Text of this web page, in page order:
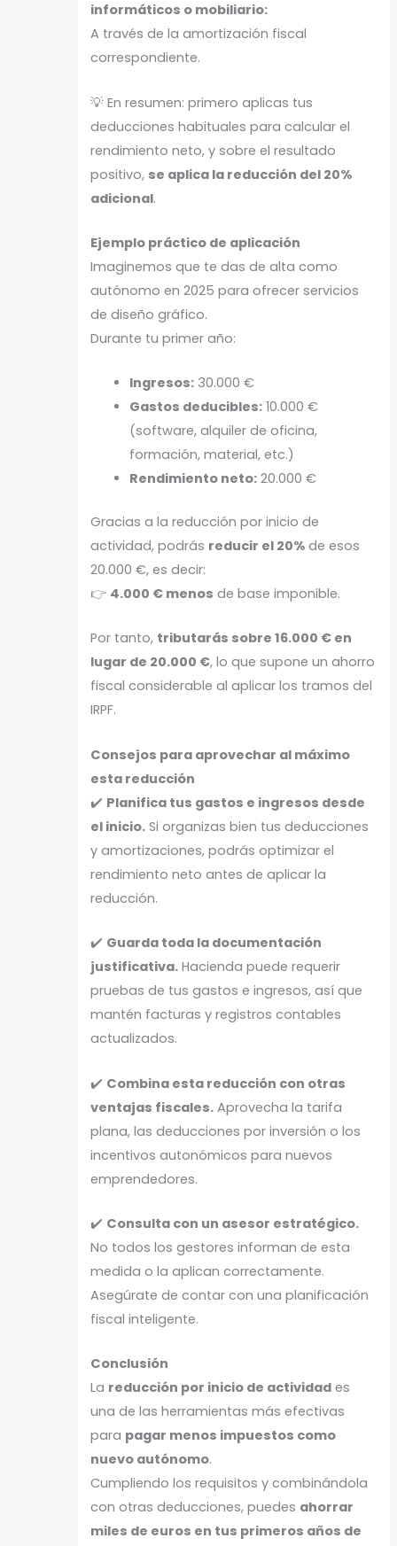
informáticos o mobiliario:
A través de la amortización fiscal
correspondiente.
💡 En resumen: primero aplicas tus
deducciones habituales para calcular el
rendimiento neto, y sobre el resultado
positivo, se aplica la reducción del 20%
adicional.
Ejemplo práctico de aplicación
Imaginemos que te das de alta como
autónomo en 2025 para ofrecer servicios
de diseño gráfico.
Durante tu primer año:
Ingresos: 30.000 €
Gastos deducibles: 10.000 €
(software, alquiler de oficina,
formación, material, etc.)
Rendimiento neto: 20.000 €
Gracias a la reducción por inicio de
actividad, podrás reducir el 20% de esos
20.000 €, es decir:
👉 4.000 € menos de base imponible.
Por tanto, tributarás sobre 16.000 € en
lugar de 20.000 €, lo que supone un ahorro
fiscal considerable al aplicar los tramos del
IRPF.
Consejos para aprovechar al máximo
esta reducción
✔️ Planifica tus gastos e ingresos desde
el inicio. Si organizas bien tus deducciones
y amortizaciones, podrás optimizar el
rendimiento neto antes de aplicar la
reducción.
✔️ Guarda toda la documentación
justificativa. Hacienda puede requerir
pruebas de tus gastos e ingresos, así que
mantén facturas y registros contables
actualizados.
✔️ Combina esta reducción con otras
ventajas fiscales. Aprovecha la tarifa
plana, las deducciones por inversión o los
incentivos autonómicos para nuevos
emprendedores.
✔️ Consulta con un asesor estratégico.
No todos los gestores informan de esta
medida o la aplican correctamente.
Asegúrate de contar con una planificación
fiscal inteligente.
Conclusión
La reducción por inicio de actividad es
una de las herramientas más efectivas
para pagar menos impuestos como
nuevo autónomo.
Cumpliendo los requisitos y combinándola
con otras deducciones, puedes ahorrar
miles de euros en tus primeros años de